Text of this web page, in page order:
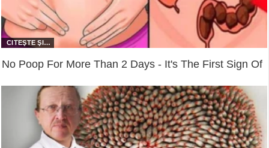
No Poop For More Than 2 Days - It's The First Sign Of